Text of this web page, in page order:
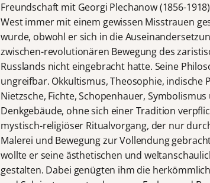
Freundschaft mit Georgi Plechanow (1856-
West immer mit einem gewissen Misstrauen
wurde, obwohl er sich in die
zwischen-revolutionären Bewegung des
Russlands nicht eingebracht hatte. Seine
ungreifbar. Okkultismus, Theosophie, indische
Nietzsche, Fichte, Schopenhauer,
Denkgebäude, ohne sich einer Tradition
mystisch-religiöser Ritualvorgang, der nur
Malerei und Bewegung zur Vollendung
wollte er seine ästhetischen und
gestalten. Dabei genügten ihm die